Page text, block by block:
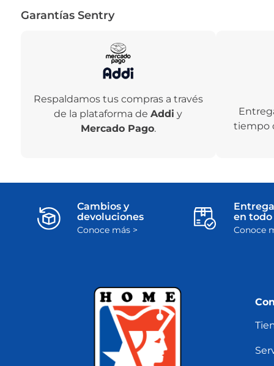
Garantías Sentry
Respaldamos tus compras a través
de la plataforma deAddi y
Mercado Pago.
tiempo
Cambios y
devoluciones
Conoce más >
en todo
Conoce